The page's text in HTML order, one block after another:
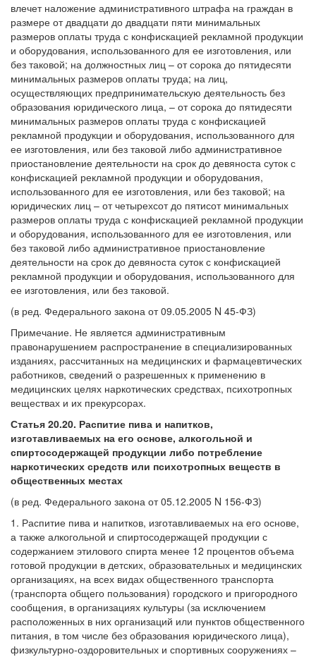
влечет наложение административного штрафа на граждан в
размере от двадцати до двадцати пяти минимальных
размеров оплаты труда с конфискацией рекламной продукции
и оборудования, использованного для ее изготовления, или
без таковой; на должностных лиц – от сорока до пятидесяти
минимальных размеров оплаты труда; на лиц,
осуществляющих предпринимательскую деятельность без
образования юридического лица, – от сорока до пятидесяти
минимальных размеров оплаты труда с конфискацией
рекламной продукции и оборудования, использованного для
ее изготовления, или без таковой либо административное
приостановление деятельности на срок до девяноста суток с
конфискацией рекламной продукции и оборудования,
использованного для ее изготовления, или без таковой; на
юридических лиц – от четырехсот до пятисот минимальных
размеров оплаты труда с конфискацией рекламной продукции
и оборудования, использованного для ее изготовления, или
без таковой либо административное приостановление
деятельности на срок до девяноста суток с конфискацией
рекламной продукции и оборудования, использованного для
ее изготовления, или без таковой.
(в ред. Федерального закона от 09.05.2005 N 45-ФЗ)
Примечание. Не является административным
правонарушением распространение в специализированных
изданиях, рассчитанных на медицинских и фармацевтических
работников, сведений о разрешенных к применению в
медицинских целях наркотических средствах, психотропных
веществах и их прекурсорах.
Статья 20.20. Распитие пива и напитков,
изготавливаемых на его основе, алкогольной и
спиртосодержащей продукции либо потребление
наркотических средств или психотропных веществ в
общественных местах
(в ред. Федерального закона от 05.12.2005 N 156-ФЗ)
1. Распитие пива и напитков, изготавливаемых на его основе,
а также алкогольной и спиртосодержащей продукции с
содержанием этилового спирта менее 12 процентов объема
готовой продукции в детских, образовательных и медицинских
организациях, на всех видах общественного транспорта
(транспорта общего пользования) городского и пригородного
сообщения, в организациях культуры (за исключением
расположенных в них организаций или пунктов общественного
питания, в том числе без образования юридического лица),
физкультурно-оздоровительных и спортивных сооружениях –